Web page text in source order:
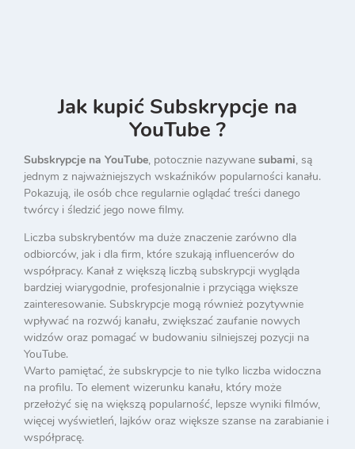
Jak kupić Subskrypcje na
YouTube ?
Subskrypcje na YouTube, potocznie nazywane subami, są
jednym z najważniejszych wskaźników popularności kanału.
Pokazują, ile osób chce regularnie oglądać treści danego
twórcy i śledzić jego nowe filmy.
Liczba subskrybentów ma duże znaczenie zarówno dla
odbiorców, jak i dla firm, które szukają influencerów do
współpracy. Kanał z większą liczbą subskrypcji wygląda
bardziej wiarygodnie, profesjonalnie i przyciąga większe
zainteresowanie. Subskrypcje mogą również pozytywnie
wpływać na rozwój kanału, zwiększać zaufanie nowych
widzów oraz pomagać w budowaniu silniejszej pozycji na
YouTube.
Warto pamiętać, że subskrypcje to nie tylko liczba widoczna
na profilu. To element wizerunku kanału, który może
przełożyć się na większą popularność, lepsze wyniki filmów,
więcej wyświetleń, lajków oraz większe szanse na zarabianie i
współpracę.